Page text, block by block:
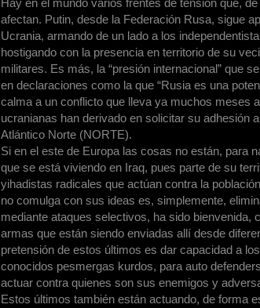
Hay en el mundo varios frentes de tensión que,
afectan. Putin, desde la Federación Rusa, sigue
Ucrania, armando de un lado a los
hostigando con la presencia en territorio de su
militares. Es más, la “presión internacional” que
en declaraciones como la que “Rusia es una
calma a un conflicto que lleva ya muchos meses
ucranianas han derivado en solicitar su adhesión
Atlántico Norte (NORTE).
Si en el este de Europa las cosas no están, para
que se está viviendo en Iraq, pues parte de su
yihadistas radicales que actúan contra la
no comulga con sus ideas es, simplemente,
mediante ataques selectivos, ha sido bienvenida,
armas que están siendo enviadas allí desde
pretensión de estos últimos es dar capacidad a
conocidos pesmergas kurdos, para auto
actuar contra quienes son sus enemigos y
Estos últimos también están actuando, de forma